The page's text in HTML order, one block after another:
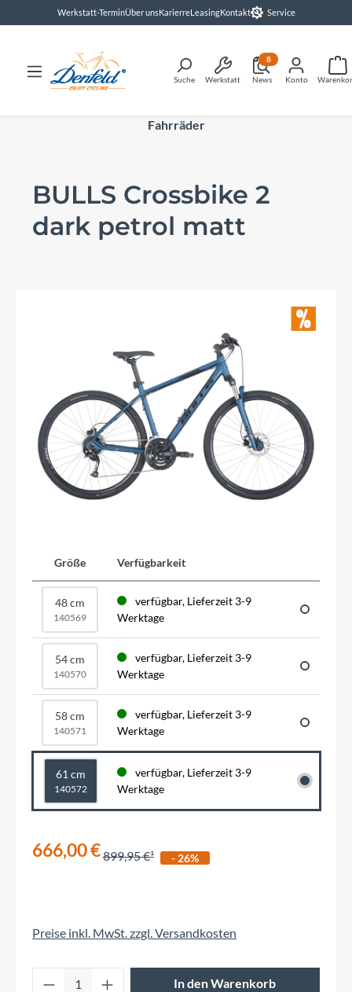
springenWerkstatt-TerminÜber unsKarierreLeasingKontakt Service
Suche Werkstatt News
8
Konto
Fahrräder
BULLS Crossbike 2
dark petrol matt
Größe Verfügbarkeit
48 cm
140569
verfügbar, Lieferzeit 3-9
Werktage
54 cm
140570
verfügbar, Lieferzeit 3-9
Werktage
58 cm
140571
verfügbar, Lieferzeit 3-9
Werktage
61 cm
140572
verfügbar, Lieferzeit 3-9
Werktage
666,00 €899,95 € - 26%
Preise inkl. MwSt. zzgl. Versandkosten
Produkt Anzahl: Gib den gewünschten
In den Warenkorb